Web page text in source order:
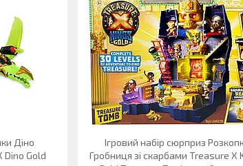
Діно
Dino Gold
Ігровий набір сюрприз
Гробниця зі скарбами Treasure X